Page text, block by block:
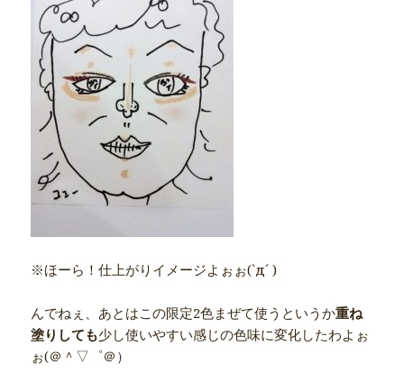
※ほーら！仕上がりイメージよぉぉ(`д´ )ゞ
んでねぇ、あとはこの限定2色まぜて使うというか重ね
塗りしても少し使いやすい感じの色味に変化したわよぉ
ぉ(＠＾▽゜＠）ゞ